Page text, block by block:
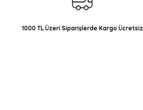
Bu ürüne benzer farklı alternatifler olmalı.
1000 TL Üzeri Siparişlerde Kargo Ücretsiz